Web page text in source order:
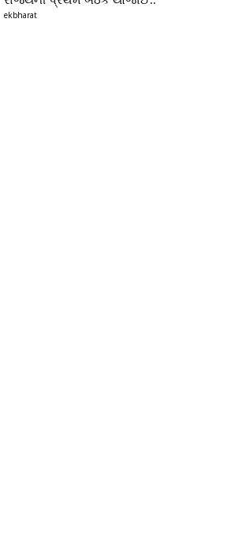
ekbharat